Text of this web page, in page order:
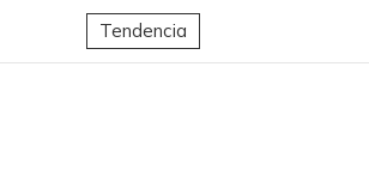
Tendencia